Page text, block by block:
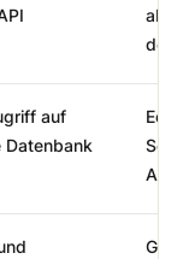
aber
der
auf
Datenbank
API)